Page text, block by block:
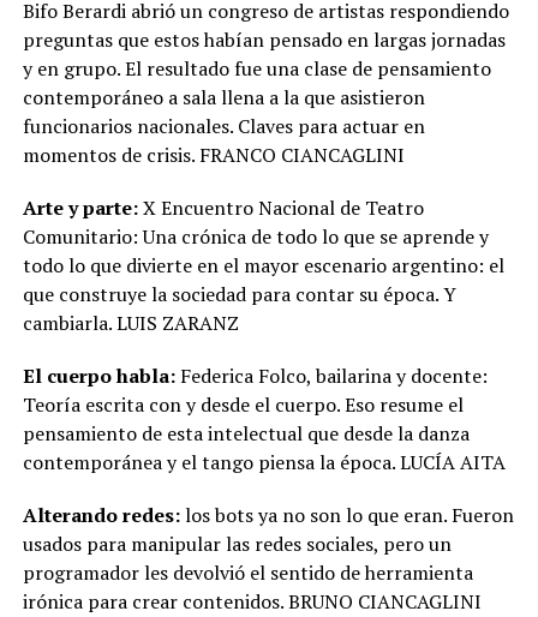
Bifo Berardi abrió un congreso de artistas respondiendo
preguntas que estos habían pensado en largas jornadas
y en grupo. El resultado fue una clase de pensamiento
contemporáneo a sala llena a la que asistieron
funcionarios nacionales. Claves para actuar en
momentos de crisis. FRANCO CIANCAGLINI
Arte y parte:X Encuentro Nacional de Teatro
Comunitario: Una crónica de todo lo que se aprende y
todo lo que divierte en el mayor escenario argentino: el
que construye la sociedad para contar su época. Y
cambiarla. LUIS ZARANZ
El cuerpo habla:Federica Folco, bailarina y docente:
Teoría escrita con y desde el cuerpo. Eso resume el
pensamiento de esta intelectual que desde la danza
contemporánea y el tango piensa la época. LUCÍA AITA
Alterando redes:los bots ya no son lo que eran. Fueron
usados para manipular las redes sociales, pero un
programador les devolvió el sentido de herramienta
irónica para crear contenidos. BRUNO CIANCAGLINI